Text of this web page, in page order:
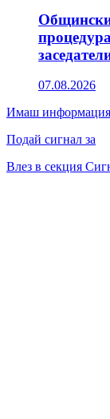
Общински
07.08.2026
Имаш
Подай сигнал за
Влез в секция